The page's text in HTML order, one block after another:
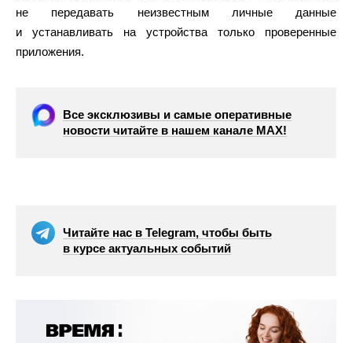
не передавать неизвестным личные данные
и устанавливать на устройства только проверенные
приложения.
Все эксклюзивы и самые оперативные
новости читайте в нашем канале МАХ!
Читайте нас в Telegram, чтобы быть
в курсе актуальных событий